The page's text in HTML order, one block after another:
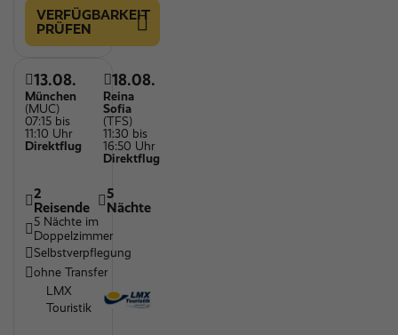
VERFÜGBARKEIT
PRÜFEN
13.08.
München
(MUC)
07:15 bis
11:10 Uhr
Direktflug
18.08.
Reina
Sofia
(TFS)
11:30 bis
16:50 Uhr
Direktflug
2
Reisende
5
Nächte
5 Nächte im
Doppelzimmer
Selbstverpflegung
ohne Transfer
LMX
Touristik